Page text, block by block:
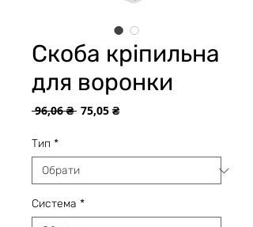
Скоба кріпильна
для воронки
96,06 ₴ Звичайна
75,05 ₴За
Тип *
Cистема *